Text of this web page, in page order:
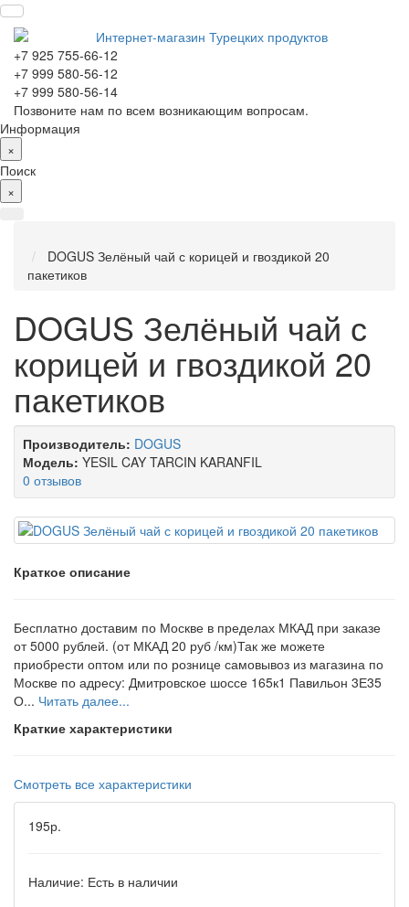
+7 925 755-66-12
+7 999 580-56-12
+7 999 580-56-14
Позвоните нам по всем возникающим вопросам.
Информация
×
Поиск
×
DOGUS Зелёный чай с корицей и гвоздикой 20
пакетиков
DOGUS Зелёный чай с
корицей и гвоздикой 20
пакетиков
Производитель: DOGUS
Модель: YESIL CAY TARCIN KARANFIL
0 отзывов
Краткое описание
Бесплатно доставим по Москве в пределах МКАД при заказе
от 5000 рублей. (от МКАД 20 руб /км)Так же можете
приобрести оптом или по рознице самовывоз из магазина по
Москве по адресу: Дмитровское шоссе 165к1 Павильон 3Е35
О... Читать далее...
Краткие характеристики
Смотреть все характеристики
195р.
Наличие: Есть в наличии